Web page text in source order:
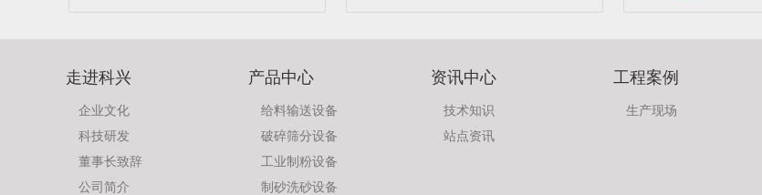
走进科兴
企业文化
科技研发
董事长致辞
公司简介
产品中心
给料输送设备
破碎筛分设备
工业制粉设备
制砂洗砂设备
资讯中心
技术知识
站点资讯
工程案例
生产现场